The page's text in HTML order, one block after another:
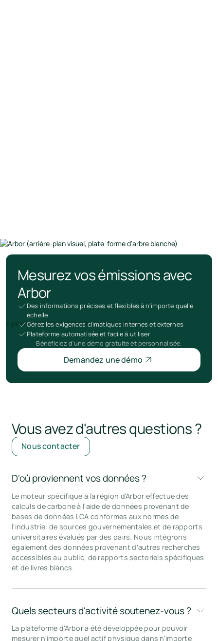
Mesurez vos émissions avec
Arbor
Des informations précises et flexibles à n'importe quelle
échelle
Gérez les exigences climatiques internes et externes
Plateforme automatisée et facile à utiliser
Bénéficiez d'une démo gratuite et personnalisée.
Demandez une démo
Vous avez d'autres questions ?
Nous contacter
D'où proviennent vos données ?
Le moteur spécifique à la région d'Arbor effectue des
calculs de carbone à l'aide de données provenant de
bases de données LCA conformes aux normes de
l'industrie, de sources gouvernementales et de rapports
universitaires évalués par des pairs. Nous intégrons
également des données provenant d'autres recherches
accessibles au public, de rapports sectoriels spécifiques
et de livres blancs.
Quels secteurs d'activité soutenez-vous ?
La plateforme d'Arbor a été développée pour pouvoir
mesurer n'importe quel actif physique dans n'importe